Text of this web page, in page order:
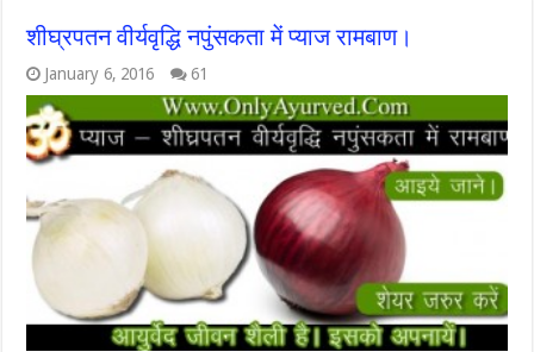
शीघ्रपतन वीर्यवृद्धि नपुंसकता में प्याज रामबाण।
January 6, 2016 61